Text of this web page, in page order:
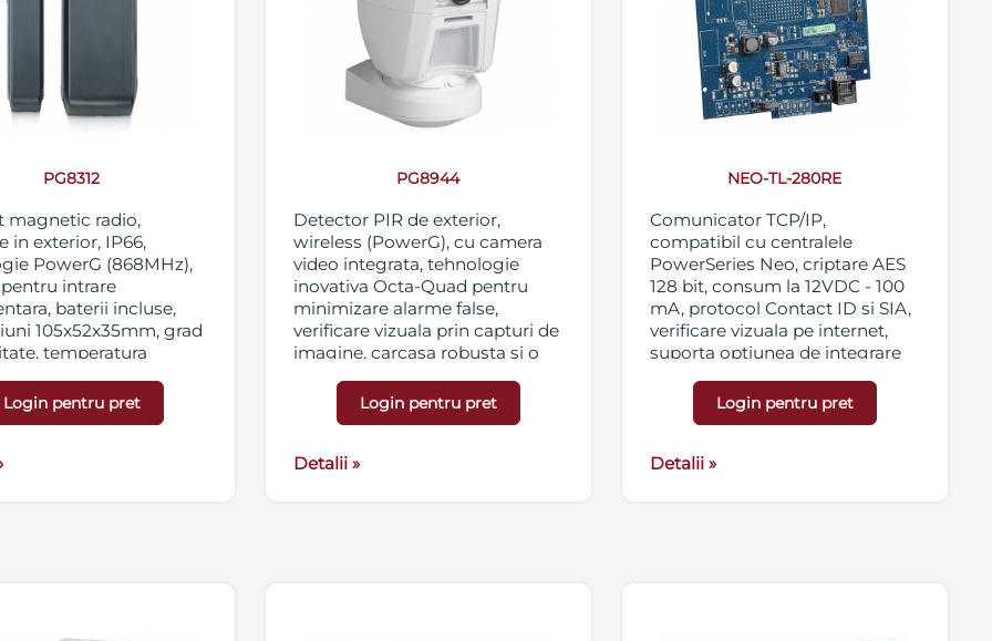
PG8312
magnetic radio,
in exterior, IP66,
PowerG (868MHz),
intrare
baterii incluse,
105x52x35mm, grad
temperatura
Detectorul este
cu centralele DSC
Login pentru pret
PG8944
Detector PIR de exterior,
wireless (PowerG), cu camera
video integrata, tehnologie
inovativa Octa-Quad pentru
minimizare alarme false,
verificare vizuala prin capturi de
imagine, carcasa robusta si o
patentata, camera acopera
spectrul de detectie (12 m/90°)
Login pentru pret
Detalii »
NEO-TL-280RE
Comunicator TCP/IP,
compatibil cu centralele
PowerSeries Neo, criptare AES
128 bit, consum la 12VDC - 100
mA, protocol Contact ID si SIA,
verificare vizuala pe internet,
suporta optiunea de integrare
Login pentru pret
Detalii »